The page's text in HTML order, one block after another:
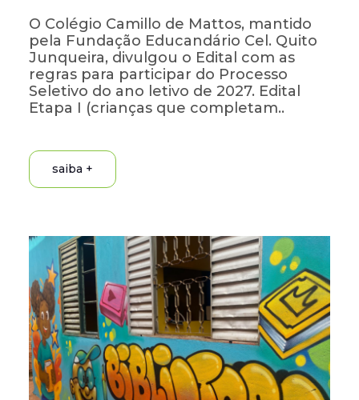
O Colégio Camillo de Mattos, mantido
pela Fundação Educandário Cel. Quito
Junqueira, divulgou o Edital com as
regras para participar do Processo
Seletivo do ano letivo de 2027. Edital
Etapa I (crianças que completam..
saiba +